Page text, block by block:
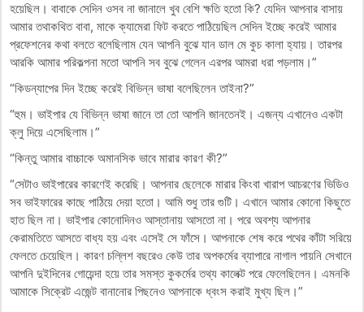
হয়েছিল। বাবাকে সেদিন ওসব না জানালে খুব বেশি ক্ষতি হতো কি? যেদিন আপনার বাসায়
আমার তথাকথিত বাবা, মাকে ক্যামেরা ফিট করতে পাঠিয়েছিল সেদিন ইচ্ছে করেই আমার
প্রফেশনের কথা বলতে বলেছিলাম যেন আপনি বুঝে যান ডাল মে কুচ কালা হ্যায়। তারপর
আরকি আমার পরিকল্পনা মতো আপনি সব বুঝে গেলেন এরপর আমরা ধরা পড়লাম।”
“কিডন্যাপের দিন ইচ্ছে করেই বিভিন্ন ভাষা বলেছিলেন তাইনা?”
“হুম। ভাইপার যে বিভিন্ন ভাষা জানে তা তো আপনি জানতেনই। এজন্য এখানেও একটা
ক্লু দিয়ে এসেছিলাম।”
“কিন্তু আমার বাচ্চাকে অমানসিক ভাবে মারার কারণ কী?”
“সেটাও ভাইপারের কারণেই করেছি। আপনার ছেলেকে মারার কিংবা খারাপ আচরণের ভিডিও
সব ভাইফারের কাছে পাঠিয়ে দেয়া হতো। আমি শুধু তার গুটি। এখানে আমার কোনো কিছুতে
হাত ছিল না। ভাইপার কোনোদিনও আস্তানায় আসতো না। পরে অবশ্য আপনার
কেরামতিতে আসতে বাধ্য হয় এবং এসেই সে ফাঁসে। আপনাকে শেষ করে পথের কাঁটা সরিয়ে
ফেলতে চেয়েছিল। কারণ চল্লিশ বছরেও কেউ তার অপকর্মের ব্যাপারে নাগাল পায়নি সেখানে
আপনি দুইদিনের গোয়েন্দা হয়ে তার সমস্ত কুকর্মের তথ্য কালেক্ট পরে ফেলেছিলেন। এমনকি
আমাকে সিক্রেট এজেন্ট বানানোর পিছনেও আপনাকে ধ্বংস করাই মুখ্য ছিল।”